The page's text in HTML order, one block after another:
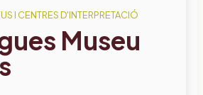
I CENTRES D'INTERPRETACIÓ
Museu